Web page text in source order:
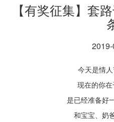
【有奖征集】套
今天是情人
现在的你
是已经准备好
和宝宝、奶